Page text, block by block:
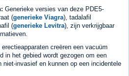
Generieke versies van deze PDE5-
(generieke Viagra), tadalafil
(generieke Levitra), zijn verkrijgbaar
erectieapparaten creëren een vacuüm
in het gebied wordt gezogen om een
niet-invasief en kunnen op een incidentele